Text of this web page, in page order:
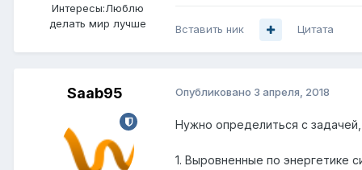
Интересы:Люблю
делать мир лучше
Вставить ник Цитата
Saab95 Опубликовано 3 апреля, 2018
Нужно определиться с
1. Выровненные по энергетике